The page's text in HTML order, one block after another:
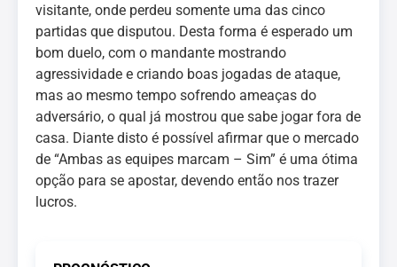
visitante, onde perdeu somente uma das cinco
partidas que disputou. Desta forma é esperado um
bom duelo, com o mandante mostrando
agressividade e criando boas jogadas de ataque,
mas ao mesmo tempo sofrendo ameaças do
adversário, o qual já mostrou que sabe jogar fora de
casa. Diante disto é possível afirmar que o mercado
de “Ambas as equipes marcam – Sim” é uma ótima
opção para se apostar, devendo então nos trazer
lucros.